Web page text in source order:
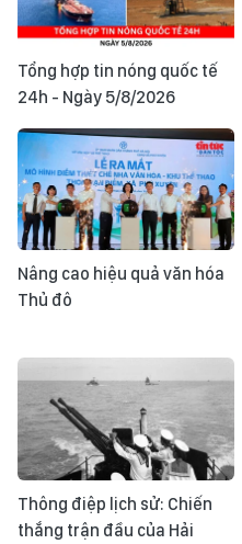
Tổng hợp tin nóng quốc tế
24h - Ngày 5/8/2026
Nâng cao hiệu quả văn hóa
Thủ đô
Thông điệp lịch sử: Chiến
thắng trận đầu của Hải